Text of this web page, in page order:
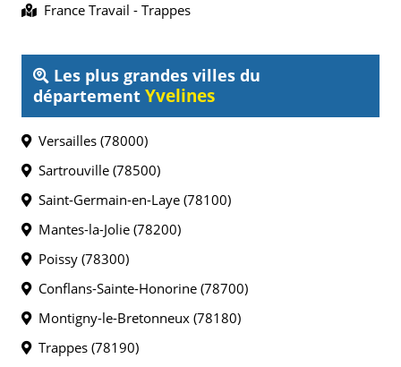
France Travail - Trappes
Les plus grandes villes du
département Yvelines
Versailles (78000)
Sartrouville (78500)
Saint-Germain-en-Laye (78100)
Mantes-la-Jolie (78200)
Poissy (78300)
Conflans-Sainte-Honorine (78700)
Montigny-le-Bretonneux (78180)
Trappes (78190)